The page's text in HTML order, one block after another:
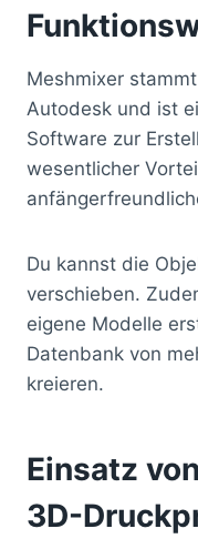
Meshmixer
Autodesk und ist
Software zur
wesentlicher
Du kannst die
verschieben.
eigene Modelle
Datenbank von
kreieren.
Einsatz
3D-